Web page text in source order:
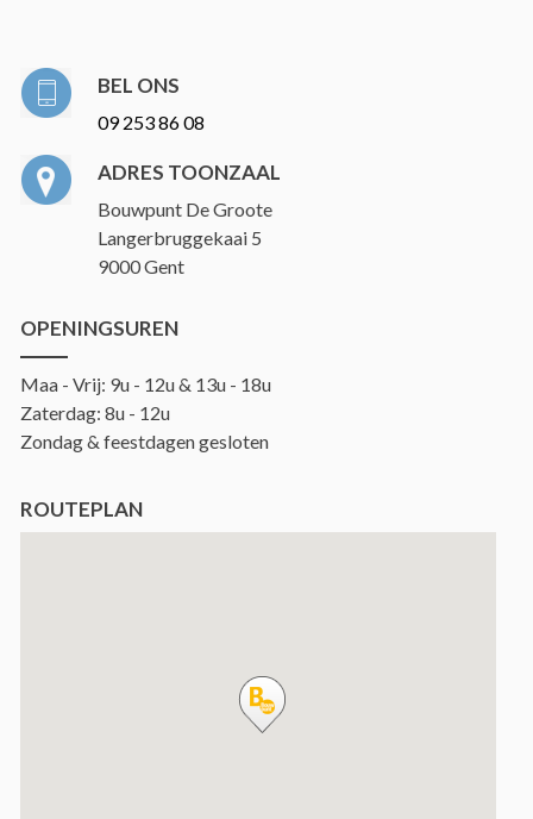
BEL ONS
09 253 86 08
ADRES TOONZAAL
Bouwpunt De Groote
Langerbruggekaai 5
9000 Gent
OPENINGSUREN
Maa - Vrij: 9u - 12u & 13u - 18u
Zaterdag: 8u - 12u
Zondag & feestdagen gesloten
ROUTEPLAN